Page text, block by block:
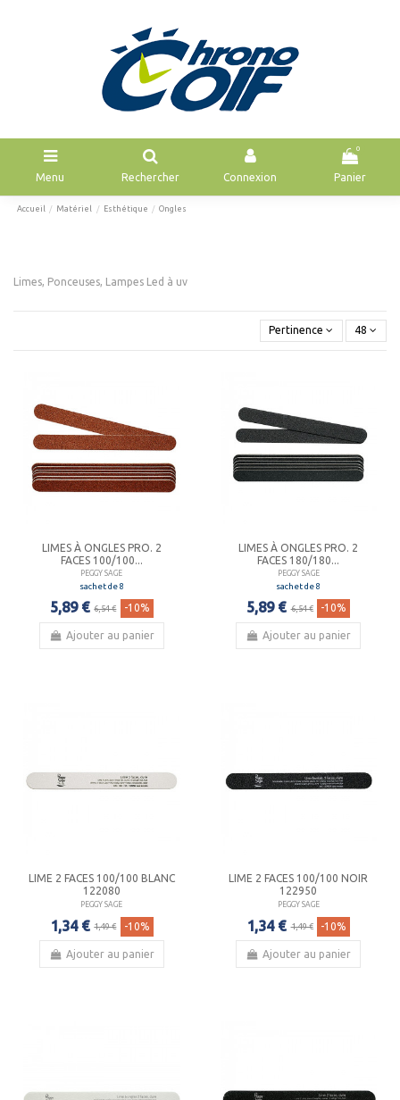
Menu Rechercher Connexion
0
Panier
Accueil Matériel Esthétique Ongles
Limes, Ponceuses, Lampes Led à uv
Pertinence 48
LIMES À ONGLES PRO. 2
FACES 100/100...
PEGGY SAGE
sachet de 8
5,89 € 6,54 € -10%
Ajouter au panier
LIMES À ONGLES PRO. 2
FACES 180/180...
PEGGY SAGE
sachet de 8
5,89 € 6,54 € -10%
Ajouter au panier
LIME 2 FACES 100/100 BLANC
122080
PEGGY SAGE
1,34 € 1,49 € -10%
Ajouter au panier
LIME 2 FACES 100/100 NOIR
122950
PEGGY SAGE
1,34 € 1,49 € -10%
Ajouter au panier